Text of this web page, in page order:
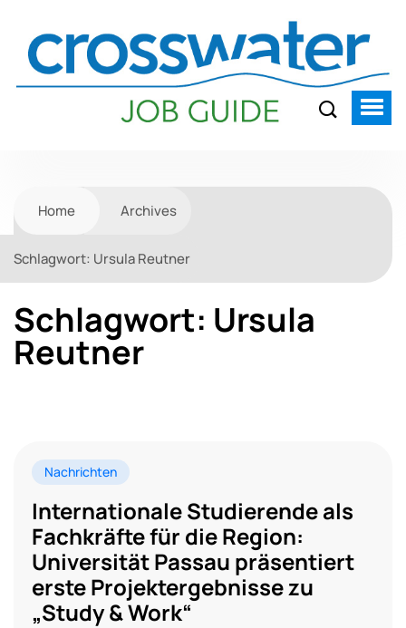
Home Archives
Schlagwort: Ursula Reutner
Schlagwort: Ursula
Reutner
Nachrichten
Internationale Studierende als
Fachkräfte für die Region:
Universität Passau präsentiert
erste Projektergebnisse zu
„Study & Work“